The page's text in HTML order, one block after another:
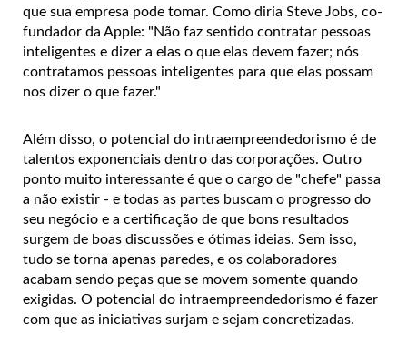
que sua empresa pode tomar. Como diria Steve Jobs, co-
fundador da Apple: "Não faz sentido contratar pessoas
inteligentes e dizer a elas o que elas devem fazer; nós
contratamos pessoas inteligentes para que elas possam
nos dizer o que fazer."
Além disso, o potencial do intraempreendedorismo é de
talentos exponenciais dentro das corporações. Outro
ponto muito interessante é que o cargo de "chefe" passa
a não existir - e todas as partes buscam o progresso do
seu negócio e a certificação de que bons resultados
surgem de boas discussões e ótimas ideias. Sem isso,
tudo se torna apenas paredes, e os colaboradores
acabam sendo peças que se movem somente quando
exigidas. O potencial do intraempreendedorismo é fazer
com que as iniciativas surjam e sejam concretizadas.